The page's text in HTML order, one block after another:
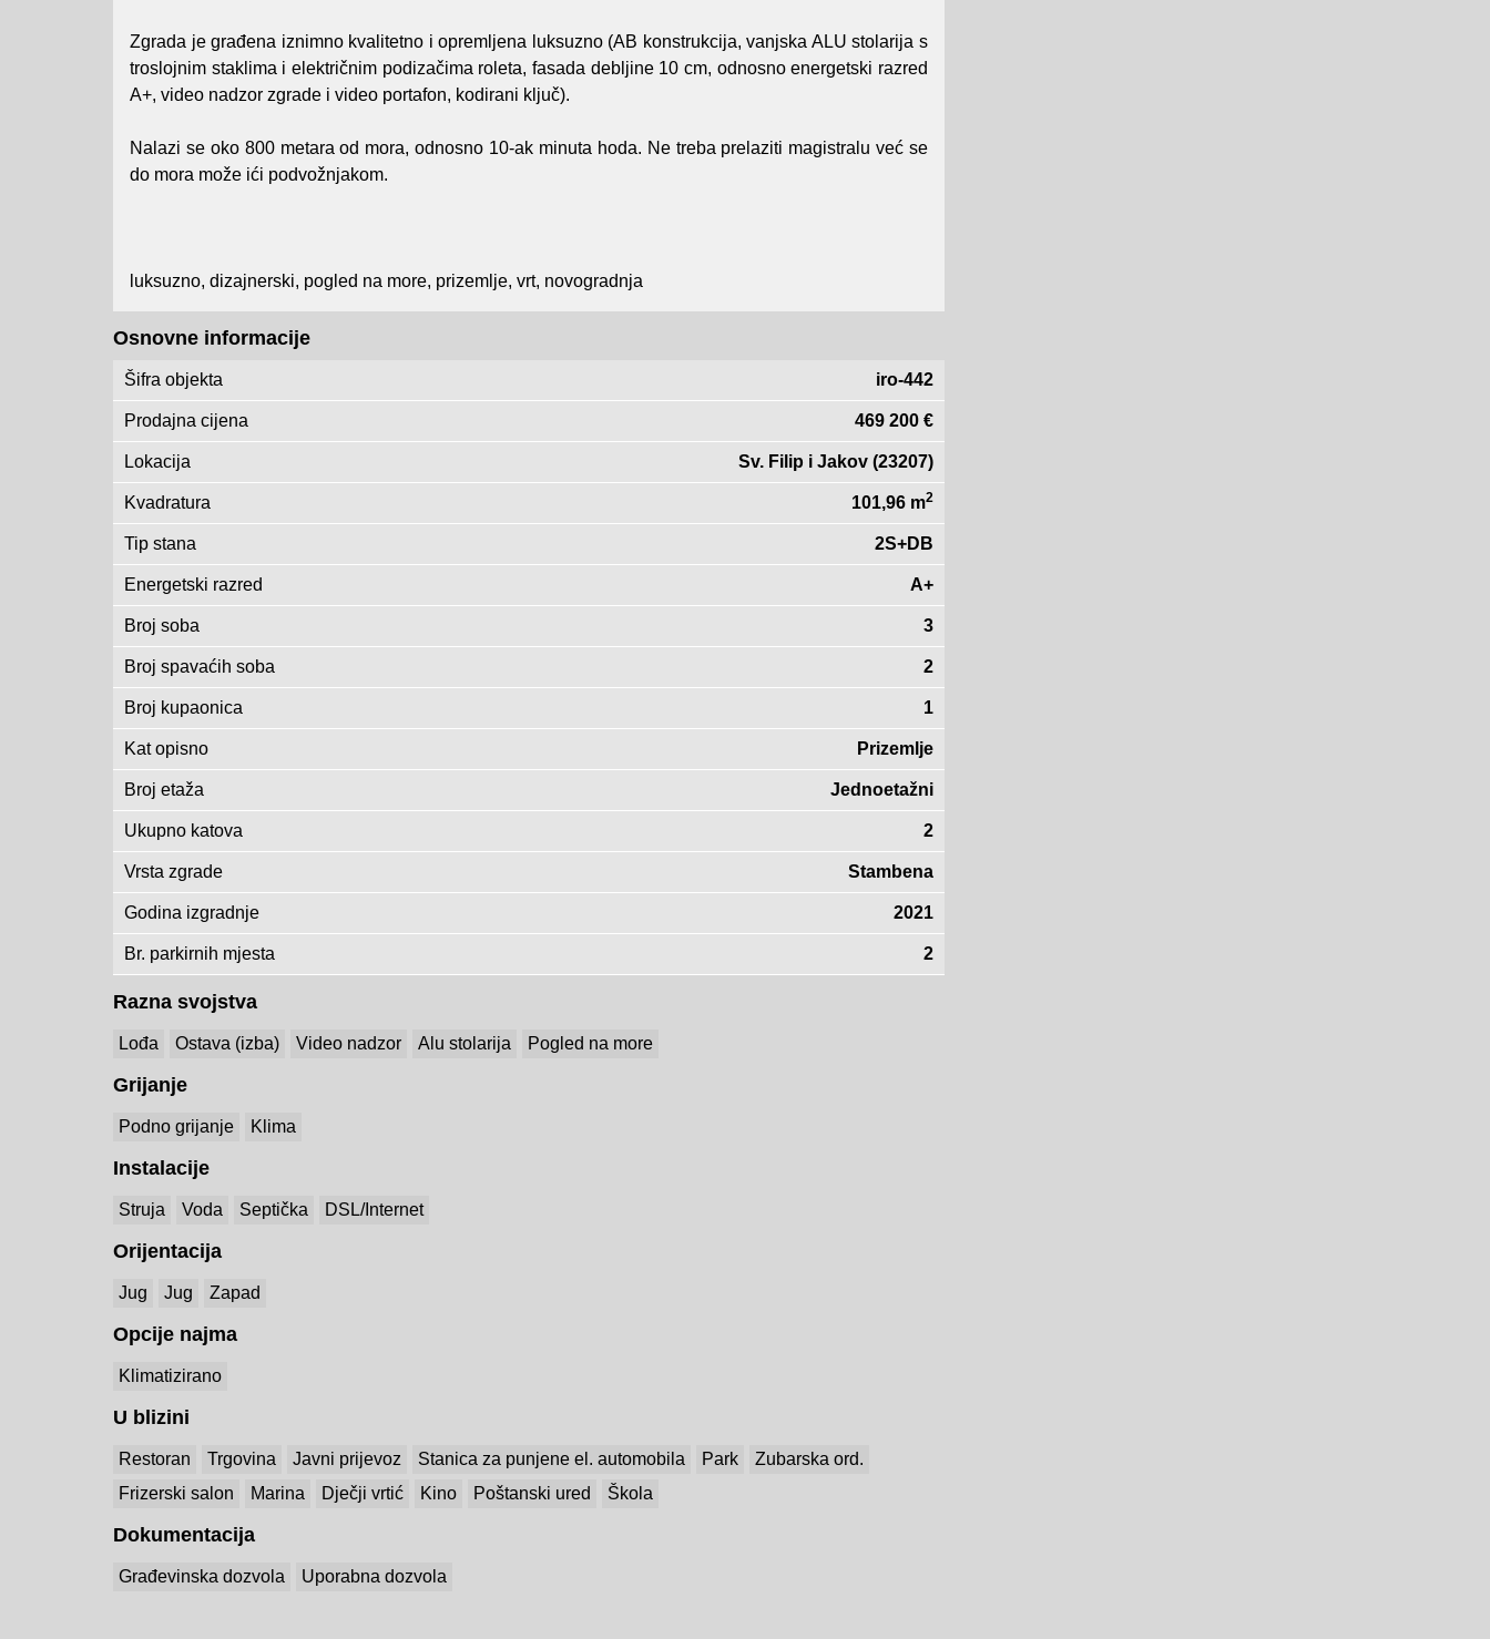
Zgrada je građena iznimno kvalitetno i opremljena luksuzno (AB konstrukcija, vanjska ALU stolarija s
troslojnim staklima i električnim podizačima roleta, fasada debljine 10 cm, odnosno energetski razred
A+, video nadzor zgrade i video portafon, kodirani ključ).
Nalazi se oko 800 metara od mora, odnosno 10-ak minuta hoda. Ne treba prelaziti magistralu već se
do mora može ići podvožnjakom.
luksuzno, dizajnerski, pogled na more, prizemlje, vrt, novogradnja
Osnovne informacije
Šifra objekta iro-442
Prodajna cijena 469 200 €
Lokacija Sv. Filip i Jakov (23207)
Kvadratura 101,96 m2
Tip stana 2S+DB
Energetski razred A+
Broj soba 3
Broj spavaćih soba 2
Broj kupaonica 1
Kat opisno Prizemlje
Broj etaža Jednoetažni
Ukupno katova 2
Vrsta zgrade Stambena
Godina izgradnje 2021
Br. parkirnih mjesta 2
Razna svojstva
Lođa Ostava (izba) Video nadzor Alu stolarija Pogled na more
Grijanje
Podno grijanje Klima
Instalacije
Struja Voda Septička DSL/Internet
Orijentacija
Jug Jug Zapad
Opcije najma
Klimatizirano
U blizini
Restoran Trgovina Javni prijevoz Stanica za punjene el. automobila Park
Zubarska ord.
Frizerski salon
Marina Dječji vrtić Kino Poštanski ured Škola
Dokumentacija
Građevinska dozvola Uporabna dozvola